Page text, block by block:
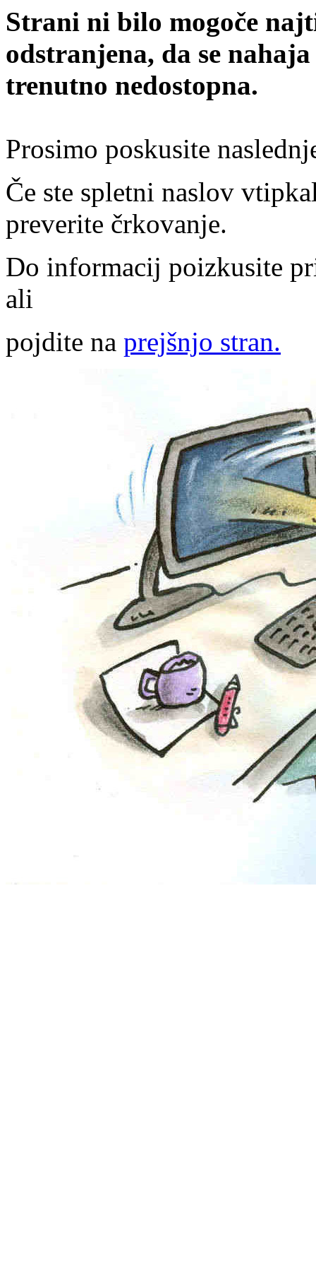
Strani ni bilo mogoče
odstranjena, da se
trenutno nedostopna.
Prosimo poskusite
Če ste spletni naslov
preverite črkovanje.
Do informacij poizkusite
ali
pojdite na prejšnjo stran.